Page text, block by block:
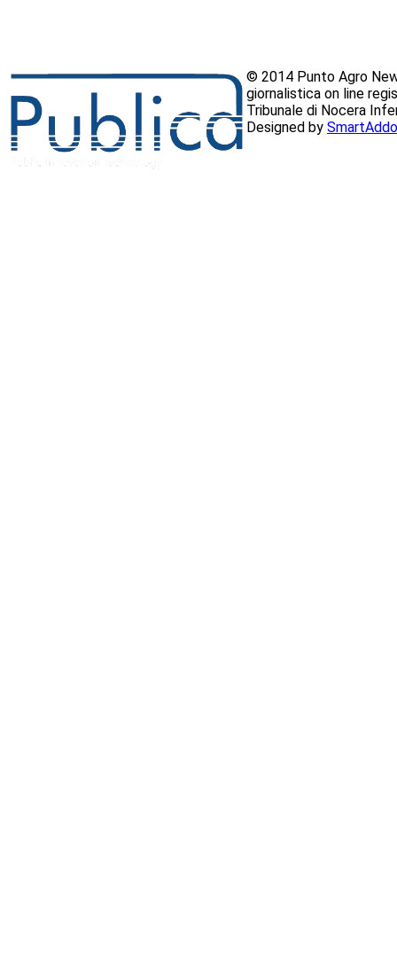
© 2014 Punto Agro
giornalistica on line
Tribunale di Nocera
Designed by